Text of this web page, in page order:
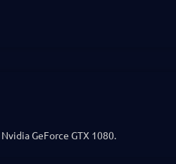
GeForce GTX 1080.